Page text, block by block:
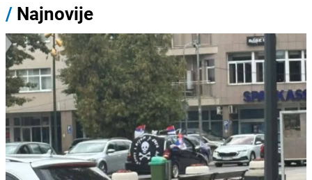
/ Najnovije